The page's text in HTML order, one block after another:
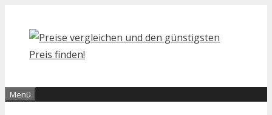
Inhalt
springen
Menü